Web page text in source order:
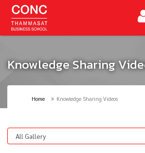
Knowledge Sharing
Home Knowledge Sharing Videos